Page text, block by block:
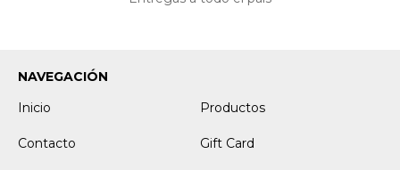
NAVEGACIÓN
Inicio
Productos
Contacto Gift Card